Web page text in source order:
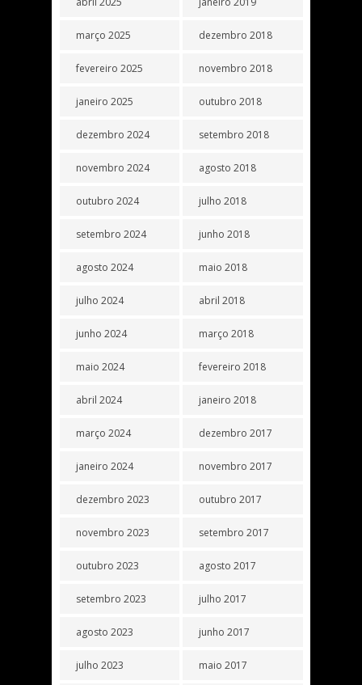
março 2025
fevereiro 2025
janeiro 2025
dezembro 2024
novembro 2024
outubro 2024
setembro 2024
agosto 2024
julho 2024
junho 2024
maio 2024
abril 2024
março 2024
janeiro 2024
dezembro 2023
novembro 2023
outubro 2023
setembro 2023
agosto 2023
julho 2023
dezembro 2018
novembro 2018
outubro 2018
setembro 2018
agosto 2018
julho 2018
junho 2018
maio 2018
abril 2018
março 2018
fevereiro 2018
janeiro 2018
dezembro 2017
novembro 2017
outubro 2017
setembro 2017
agosto 2017
julho 2017
junho 2017
maio 2017